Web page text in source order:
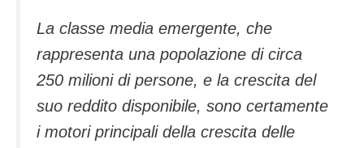
La classe media emergente, che
rappresenta una popolazione di circa
250 milioni di persone, e la crescita del
suo reddito disponibile, sono certamente
i motori principali della crescita delle